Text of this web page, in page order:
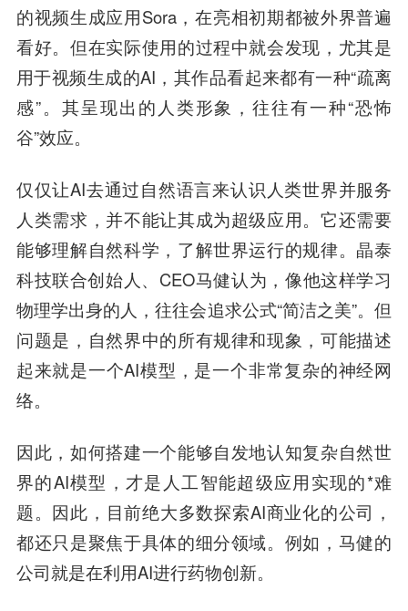
的视频生成应用Sora，在亮相初期都被外界普遍
看好。但在实际使用的过程中就会发现，尤其是
用于视频生成的AI，其作品看起来都有一种“疏离
感”。其呈现出的人类形象，往往有一种“恐怖
谷”效应。
仅仅让AI去通过自然语言来认识人类世界并服务
人类需求，并不能让其成为超级应用。它还需要
能够理解自然科学，了解世界运行的规律。晶泰
科技联合创始人、CEO马健认为，像他这样学习
物理学出身的人，往往会追求公式“简洁之美”。但
问题是，自然界中的所有规律和现象，可能描述
起来就是一个AI模型，是一个非常复杂的神经网
络。
因此，如何搭建一个能够自发地认知复杂自然世
界的AI模型，才是人工智能超级应用实现的*难
题。因此，目前绝大多数探索AI商业化的公司，
都还只是聚焦于具体的细分领域。例如，马健的
公司就是在利用AI进行药物创新。